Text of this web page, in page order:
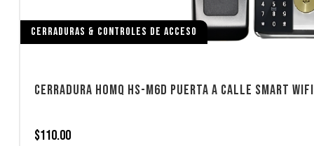
CERRADURAS & CONTROLES DE ACCESO
CERRADURA HOMQ HS-M6D PUERTA A CALLE SMART WIFI
$110.00